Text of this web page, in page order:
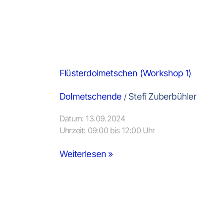
Flüsterdolmetschen (Workshop 1)
Dolmetschende / Stefi Zuberbühler
Datum: 13.09.2024
Uhrzeit: 09:00 bis 12:00 Uhr
Weiterlesen »